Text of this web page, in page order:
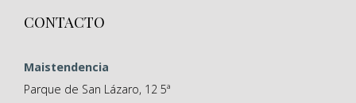
CONTACTO
Maistendencia
Parque de San Lázaro, 12 5ª